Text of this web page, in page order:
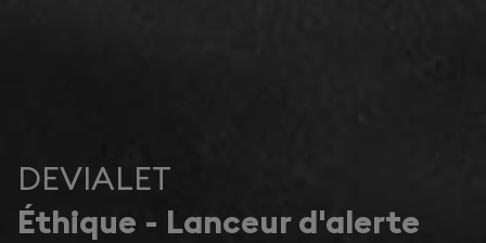
DEVIALET
Éthique - Lanceur d'alerte